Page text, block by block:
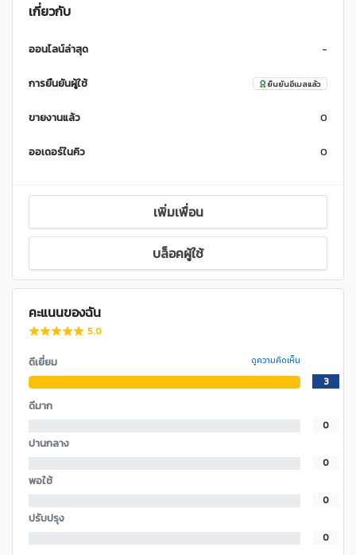
เกี่ยวกับ
ออนไลน์ล่าสุด -
การยืนยันผู้ใช้ ยืนยันอีเมลแล้ว
ขายงานแล้ว 0
ออเดอร์ในคิว 0
เพิ่มเพื่อน
บล็อคผู้ใช้
คะแนนของฉัน
5.0
ดีเยี่ยม ดูความคิดเห็น
3
ดีมาก
0
ปานกลาง
0
พอใช้
0
ปรับปรุง
0